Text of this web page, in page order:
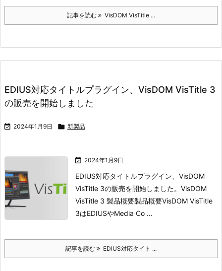
記事を読む VisDOM VisTitle ...
EDIUS対応タイトルプラグイン、VisDOM VisTitle 3
の販売を開始しました
 2024年1月9日  新製品
 2024年1月9日
EDIUS対応タイトルプラグイン、VisDOM
VisTitle 3の販売を開始しました。 VisDOM
VisTitle 3 製品概要製品概要VisDOM VisTitle
3はEDIUSやMedia Co ...
記事を読む EDIUS対応タイト ...